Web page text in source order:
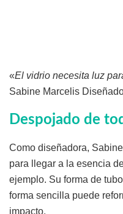
«El vidrio necesita luz
Sabine Marcelis
Despojado de
Como diseñadora,
para llegar a la esencia
ejemplo. Su forma de
forma sencilla puede
impacto.